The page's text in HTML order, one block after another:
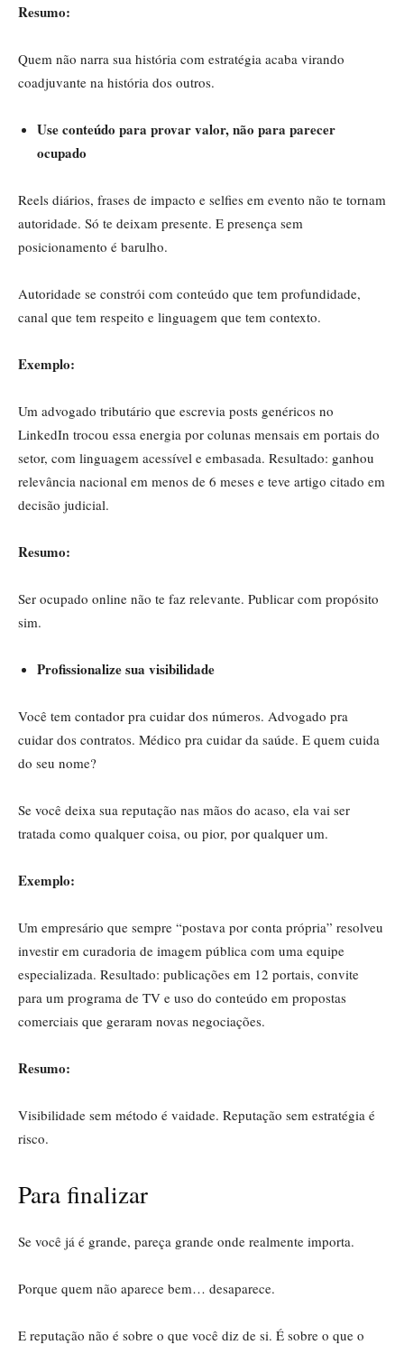
Resumo:
Quem não narra sua história com estratégia acaba virando
coadjuvante na história dos outros.
Use conteúdo para provar valor, não para parecer
ocupado
Reels diários, frases de impacto e selfies em evento não te tornam
autoridade. Só te deixam presente. E presença sem
posicionamento é barulho.
Autoridade se constrói com conteúdo que tem profundidade,
canal que tem respeito e linguagem que tem contexto.
Exemplo:
Um advogado tributário que escrevia posts genéricos no
LinkedIn trocou essa energia por colunas mensais em portais do
setor, com linguagem acessível e embasada. Resultado: ganhou
relevância nacional em menos de 6 meses e teve artigo citado em
decisão judicial.
Resumo:
Ser ocupado online não te faz relevante. Publicar com propósito
sim.
Profissionalize sua visibilidade
Você tem contador pra cuidar dos números. Advogado pra
cuidar dos contratos. Médico pra cuidar da saúde. E quem cuida
do seu nome?
Se você deixa sua reputação nas mãos do acaso, ela vai ser
tratada como qualquer coisa, ou pior, por qualquer um.
Exemplo:
Um empresário que sempre “postava por conta própria” resolveu
investir em curadoria de imagem pública com uma equipe
especializada. Resultado: publicações em 12 portais, convite
para um programa de TV e uso do conteúdo em propostas
comerciais que geraram novas negociações.
Resumo:
Visibilidade sem método é vaidade. Reputação sem estratégia é
risco.
Para finalizar
Se você já é grande, pareça grande onde realmente importa.
Porque quem não aparece bem… desaparece.
E reputação não é sobre o que você diz de si. É sobre o que o